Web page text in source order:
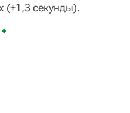
секунды).